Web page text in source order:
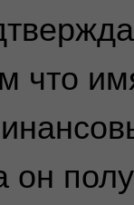
что
он